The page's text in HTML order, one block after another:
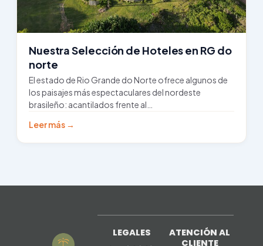
Nuestra Selección de Hoteles en RG do
norte
El estado de Rio Grande do Norte ofrece algunos de
los paisajes más espectaculares del nordeste
brasileño: acantilados frente al…
Leer más →
LEGALES
ATENCIÓN AL
CLIENTE